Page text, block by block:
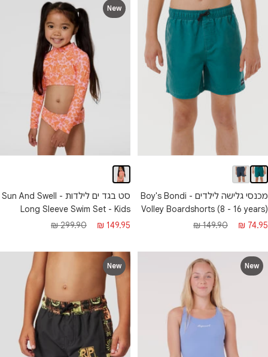
מכנסי גלישה לילדים - Boy's Bondi
Volley Boardshorts (8 - 16 years)
מחיר
74.95 ₪
מחיר
149.90 ₪
New
סט בגד ים לילדות - Sun And Swell
Long Sleeve Swim Set - Kids
מחיר
149.95 ₪
מחיר
299.90 ₪
New
New